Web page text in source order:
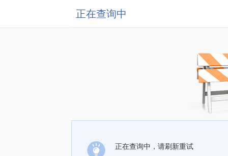
正在查询中
正在查询中，请刷新重试